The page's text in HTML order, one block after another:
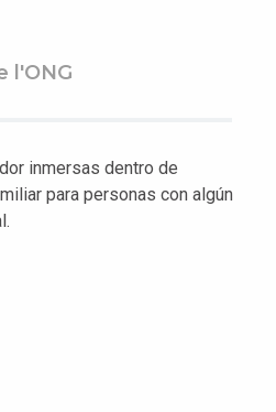
l'ONG
inmersas dentro de
para personas con algún